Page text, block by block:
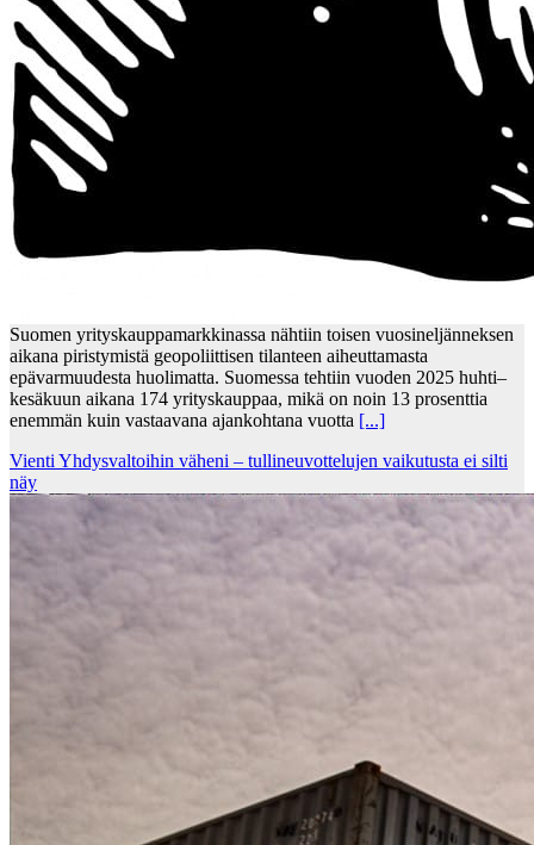
Suomen yrityskauppamarkkinassa nähtiin toisen vuosineljänneksen
aikana piristymistä geopoliittisen tilanteen aiheuttamasta
epävarmuudesta huolimatta. Suomessa tehtiin vuoden 2025 huhti–
kesäkuun aikana 174 yrityskauppaa, mikä on noin 13 prosenttia
enemmän kuin vastaavana ajankohtana vuotta [...]
Vienti Yhdysvaltoihin väheni – tullineuvottelujen vaikutusta ei silti
näy